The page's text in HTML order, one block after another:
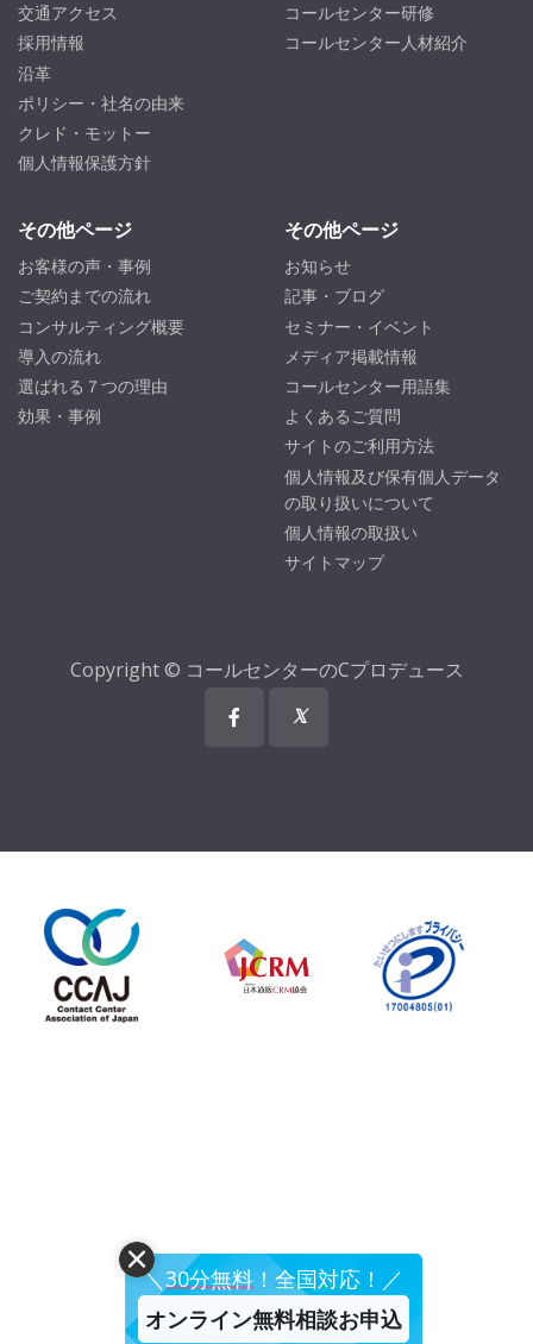
交通アクセス
採用情報
沿革
ポリシー・社名の由来
クレド・モットー
個人情報保護方針
コールセンター研修
コールセンター人材紹介
その他ページ
お客様の声・事例
ご契約までの流れ
コンサルティング概要
導入の流れ
選ばれる７つの理由
効果・事例
その他ページ
お知らせ
記事・ブログ
セミナー・イベント
メディア掲載情報
コールセンター用語集
よくあるご質問
サイトのご利用方法
個人情報及び保有個人データ
の取り扱いについて
個人情報の取扱い
サイトマップ
Copyright © コールセンターのCプロデュース
＼ 30分無料 ！ 全国対応 ！／
オンライン無料相談お申込